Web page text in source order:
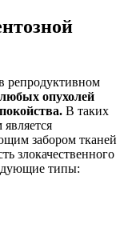
репродуктивном
опухолей
В таких
забором тканей
злокачественного
типы: